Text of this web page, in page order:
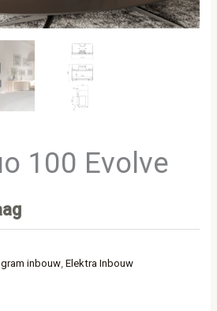
100 Evolve
inbouw ,Elektra Inbouw